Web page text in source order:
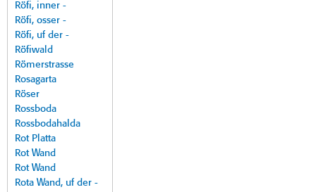
Röfi, inner -
Röfi, osser -
Röfi, uf der -
Röfiwald
Römerstrasse
Rosagarta
Röser
Rossboda
Rossbodahalda
Rot Platta
Rot Wand
Rot Wand
Rota Wand, uf der -